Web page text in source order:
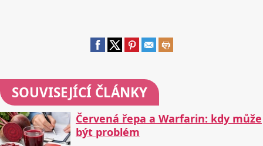
SOUVISEJÍCÍ ČLÁNKY
Červená řepa a Warfarin: kdy může
být problém